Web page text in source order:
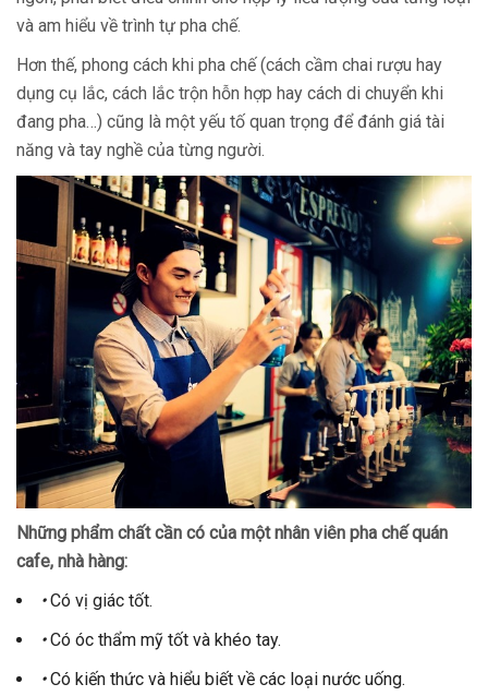
và am hiểu về trình tự pha chế.
Hơn thế, phong cách khi pha chế (cách cầm chai rượu hay
dụng cụ lắc, cách lắc trộn hỗn hợp hay cách di chuyển khi
đang pha…) cũng là một yếu tố quan trọng để đánh giá tài
năng và tay nghề của từng người.
Những phẩm chất cần có của một nhân viên pha chế quán
cafe, nhà hàng:
•Có vị giác tốt.
•Có óc thẩm mỹ tốt và khéo tay.
•Có kiến thức và hiểu biết về các loại nước uống.